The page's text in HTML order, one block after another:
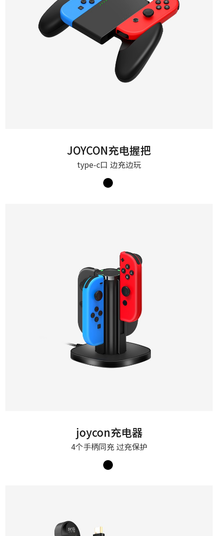
JOYCON充电握把
type-c口 边充边玩
joycon充电器
4个手柄同充 过充保护